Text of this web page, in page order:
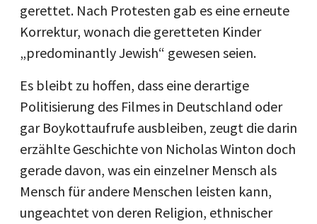
gerettet. Nach Protesten gab es eine erneute
Korrektur, wonach die geretteten Kinder
„predominantly Jewish“ gewesen seien.
Es bleibt zu hoffen, dass eine derartige
Politisierung des Filmes in Deutschland oder
gar Boykottaufrufe ausbleiben, zeugt die darin
erzählte Geschichte von Nicholas Winton doch
gerade davon, was ein einzelner Mensch als
Mensch für andere Menschen leisten kann,
ungeachtet von deren Religion, ethnischer